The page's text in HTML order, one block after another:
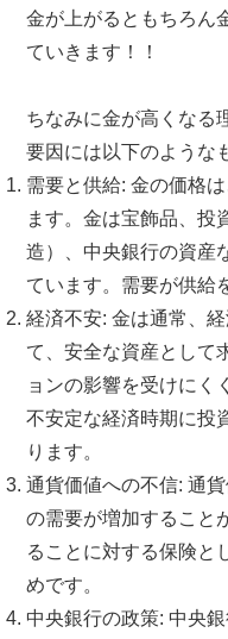
金が上がるともちろん
ていきます！！
ちなみに金が高くなる
要因には以下のような
需要と供給: 金の価格
ます。金は宝飾品、投
造）、中央銀行の資産
ています。需要が供給
経済不安: 金は通常、
て、安全な資産として
ョンの影響を受けにく
不安定な経済時期に投
ります。
通貨価値への不信: 通
の需要が増加すること
ることに対する保険と
めです。
中央銀行の政策: 中央